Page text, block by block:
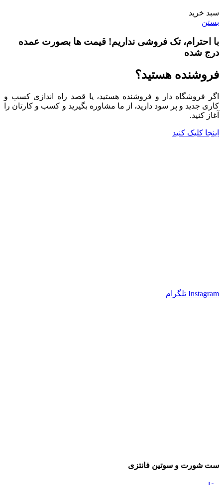
سبد خرید
بستن
با احترام، تک فروشی نداریم! قیمت ها بصورت عمده
درج شده
فروشنده هستید؟
اگر فروشگاه دار و فروشنده هستید، یا قصد راه اندازی کسب و
کاری جدید و پر سود دارید، از ما مشاوره بگیرید و کسب و کارتان را
آغاز کنید.
اینجا کلیک کنید
Instagram تلگرام
ست شورت و سوتین فانتزی